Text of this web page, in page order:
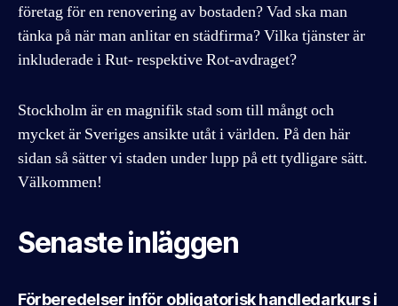
företag för en renovering av bostaden? Vad ska man
tänka på när man anlitar en städfirma? Vilka tjänster är
inkluderade i Rut- respektive Rot-avdraget?
Stockholm är en magnifik stad som till mångt och
mycket är Sveriges ansikte utåt i världen. På den här
sidan så sätter vi staden under lupp på ett tydligare sätt.
Välkommen!
Senaste inläggen
Förberedelser inför obligatorisk handledarkurs i